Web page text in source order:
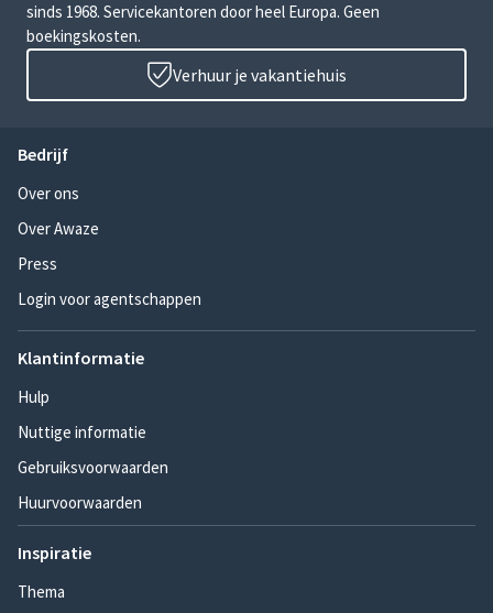
sinds 1968. Servicekantoren door heel Europa. Geen
boekingskosten.
Verhuur je vakantiehuis
Bedrijf
Over ons
Over Awaze
Press
Login voor agentschappen
Klantinformatie
Hulp
Nuttige informatie
Gebruiksvoorwaarden
Huurvoorwaarden
Inspiratie
Thema